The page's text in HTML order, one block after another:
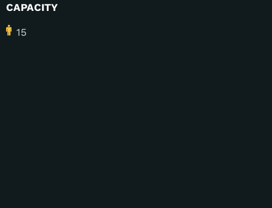
CAPACITY
15